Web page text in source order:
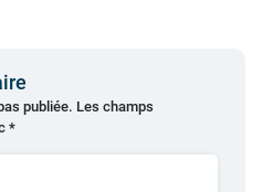
publiée. Les champs
*